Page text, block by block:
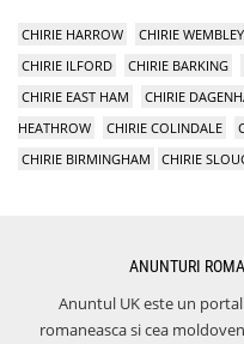
CHIRIE HARROW CHIRIE WEMBLEY
CHIRIE ILFORD
CHIRIE BARKING
CHIRIE EAST HAM
CHIRIE
HEATHROW
CHIRIE COLINDALE
CHIRIE BIRMINGHAM
CHIRIE
ANUNTURI
Anuntul UK este un
romaneasca si cea